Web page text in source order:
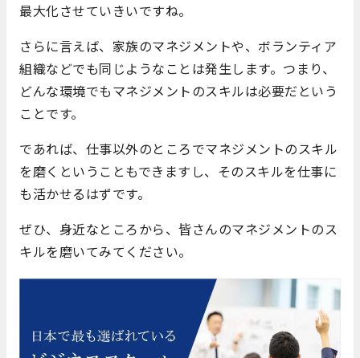
最大化させていきいですね。
さらに言えば、家族のマネジメントや、ボランティア
組織などでも同じようなことは発生します。つまり、
どんな環境でもマネジメントのスキルは必要だという
ことです。
であれば、仕事以外のところでマネジメントのスキル
を磨くということもできますし、そのスキルを仕事に
も活かせるはずです。
ぜひ、身近なところから、皆さんのマネジメントのス
キルを磨いてみてください。